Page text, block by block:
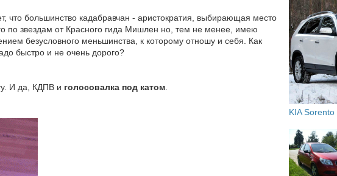
KIA Sorento
что большинство кадабравчан - аристократия, выбирающая место
по звездам от Красного гида Мишлен но, тем не менее, имею
безусловного меньшинства, к которому отношу и себя. Как
быстро и не очень дорого?
И да, КДПВ и голосовалка под катом